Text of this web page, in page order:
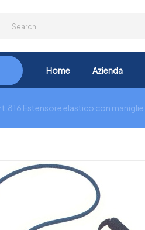
Home Azienda
Estensore elastico con maniglie